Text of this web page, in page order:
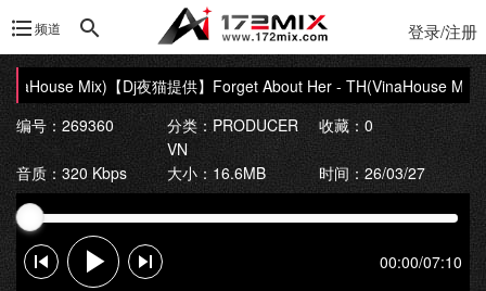
频道 登录/注册
Mix)【Dj夜猫提供】Forget About Her - TH(VinaHouse Mix)
编号：269360
分类：PRODUCER
VN
收藏：0
音质：320 Kbps 大小：16.6MB 时间：26/03/27
00:00/07:10